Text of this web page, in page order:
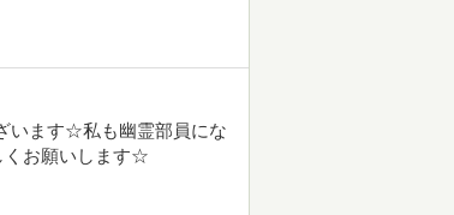
います☆私も幽霊部員にな
くお願いします☆